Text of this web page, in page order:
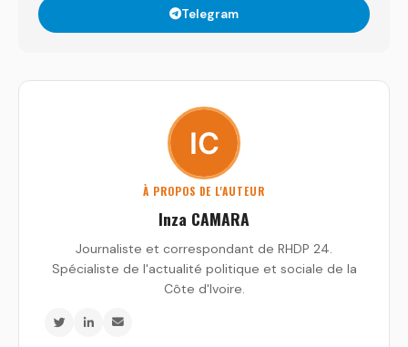
Telegram
À PROPOS DE L'AUTEUR
Inza CAMARA
Journaliste et correspondant de RHDP 24.
Spécialiste de l'actualité politique et sociale de la
Côte d'Ivoire.